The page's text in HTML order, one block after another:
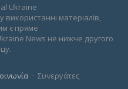
Ukraine
матеріалів,
є пряме
News не нижче другого
Συνεργάτες